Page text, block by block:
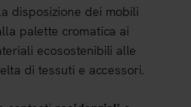
disposizione dei mobili
palette cromatica ai
ecosostenibili alle
di tessuti e accessori.